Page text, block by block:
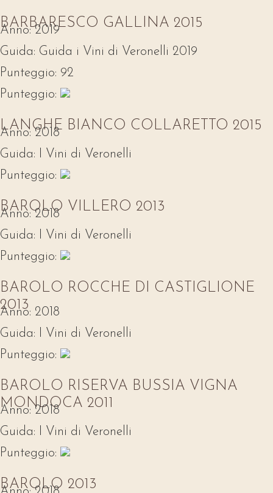
BARBARESCO GALLINA 2015
Anno: 2019
Guida: Guida i Vini di Veronelli 2019
Punteggio: 92
Punteggio:
LANGHE BIANCO COLLARETTO 2015
Anno: 2018
Guida:
I Vini di Veronelli
Punteggio:
BAROLO VILLERO 2013
Anno: 2018
Guida:
I Vini di Veronelli
Punteggio:
BAROLO ROCCHE DI CASTIGLIONE
2013
Anno: 2018
Guida:
I Vini di Veronelli
Punteggio:
BAROLO RISERVA BUSSIA VIGNA
MONDOCA 2011
Anno: 2018
Guida:
I Vini di Veronelli
Punteggio:
BAROLO 2013